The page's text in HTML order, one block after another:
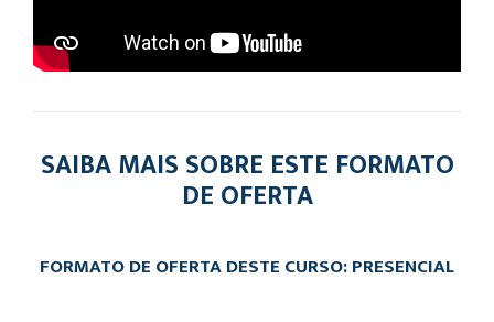
SAIBA MAIS SOBRE ESTE FORMATO
DE OFERTA
FORMATO DE OFERTA DESTE CURSO: PRESENCIAL